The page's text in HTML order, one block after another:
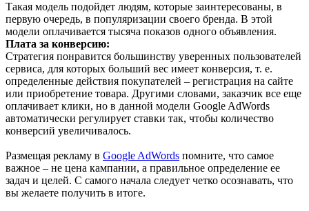
Такая модель подойдет людям, которые заинтересованы, в
первую очередь, в популяризации своего бренда. В этой
модели оплачивается тысяча показов одного объявления.
Плата за конверсию:
Стратегия понравится большинству уверенных пользователей
сервиса, для которых больший вес имеет конверсия, т. е.
определенные действия покупателей – регистрация на сайте
или приобретение товара. Другими словами, заказчик все еще
оплачивает клики, но в данной модели Google AdWords
автоматически регулирует ставки так, чтобы количество
конверсий увеличивалось.
Размещая рекламу в Google AdWords помните, что самое
важное – не цена кампании, а правильное определение ее
задач и целей. С самого начала следует четко осознавать, что
вы желаете получить в итоге.